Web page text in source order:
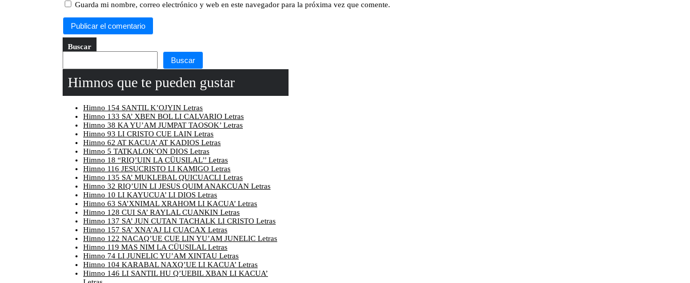
Guarda mi nombre, correo electrónico y web en este navegador para la próxima vez que comente.
Buscar
Buscar
Himnos que te pueden gustar
Himno 154 SANTIL K’OJYIN Letras
Himno 133 SA’ XBEN BOL LI CALVARIO Letras
Himno 38 KA YU’AM JUMPAT TAOSOK’ Letras
Himno 93 LI CRISTO CUE LAIN Letras
Himno 62 AT KACUA’ AT KADIOS Letras
Himno 5 TATKALOK’ON DIOS Letras
Himno 18 “RIQ’UIN LA CÜUSILAL’’ Letras
Himno 116 JESUCRISTO LI KAMIGO Letras
Himno 135 SA’ MUKLEBAL QUICUACLI Letras
Himno 32 RIQ’UIN LI JESUS QUIM ANAKCUAN Letras
Himno 10 LI KAYUCUA’ LI DIOS Letras
Himno 63 SA’XNIMAL XRAHOM LI KACUA’ Letras
Himno 128 CUI SA’ RAYLAL CUANKIN Letras
Himno 137 SA’ JUN CUTAN TACHALK LI CRISTO Letras
Himno 157 SA’ XNA’AJ LI CUACAX Letras
Himno 122 NACAQ’UE CUE LIN YU’AM JUNELIC Letras
Himno 119 MAS NIM LA CÜUSILAL Letras
Himno 74 LI JUNELIC YU’AM XINTAU Letras
Himno 104 KARABAL NAXQ’UE LI KACUA’ Letras
Himno 146 LI SANTIL HU Q’UEBIL XBAN LI KACUA’